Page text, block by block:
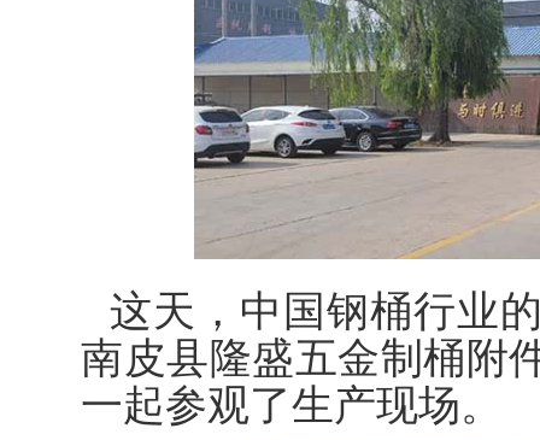
这天，中国钢桶行业
南皮县隆盛五金制桶附
一起参观了生产现场。